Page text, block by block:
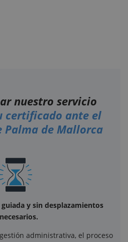
nuestro servicio
certificado ante el
Palma de Mallorca
y sin desplazamientos
administrativa, el proceso